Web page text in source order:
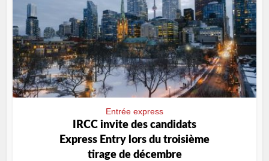
Entrée express
IRCC invite des candidats
Express Entry lors du troisième
tirage de décembre